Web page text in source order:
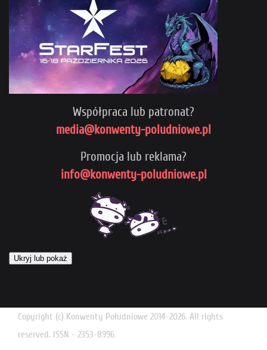
Współpraca lub patronat?
media@konwenty-poludniowe.pl
Promocja lub reklama?
info@konwenty-poludniowe.pl
Ukryj lub pokaż
Copyright (c) Konwenty Południowe 2014-2026. All rights
reserved. ISSN - 2353-8996